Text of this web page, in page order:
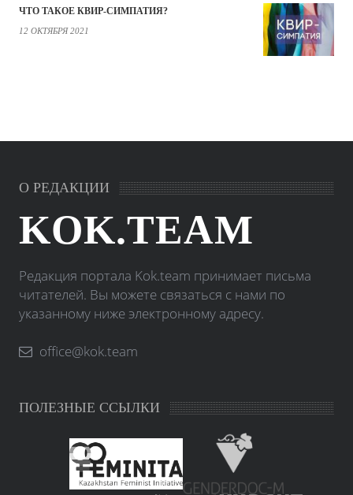
ЧТО ТАКОЕ КВИР-СИМПАТИЯ?
12 ОКТЯБРЯ 2021
О РЕДАКЦИИ
KOK.TEAM
Редакция портала Kok.team принимает письма
читателей. Вы можете связаться с нами по
указанному ниже электронному адресу.
office@kok.team
ПОЛЕЗНЫЕ ССЫЛКИ